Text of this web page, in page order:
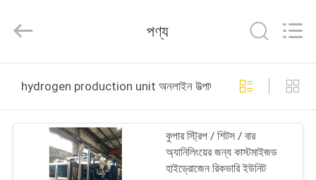
পণ্য
আমাদের
Technology
Co.,Ltd.
Reserved.
পণ্য
hydrogen production unit অনলাইন উত্পাদন
কুপার স্ট্রিপ / শিটস / বার
অ্যানিলিংয়ের জন্য কাস্টমাইজড
হাইড্রোজেন রিকভারি ইউনিট